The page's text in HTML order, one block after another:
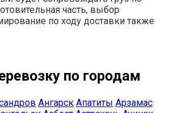
часть, выбор
по ходу доставки также
по городам
Ангарск Апатиты Арзамас